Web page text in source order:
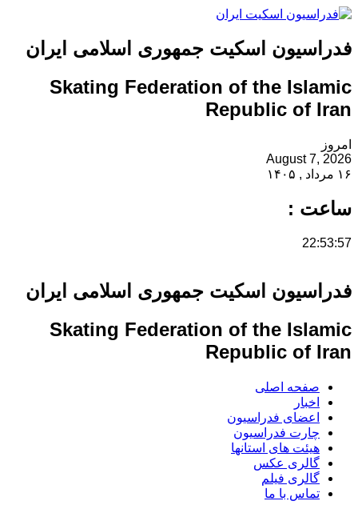
فدراسیون اسکیت جمهوری اسلامی ایران
Skating Federation of the Islamic
Republic of Iran
امروز
August 7, 2026
۱۶ مرداد , ۱۴۰۵
ساعت :
22:53:58
فدراسیون اسکیت جمهوری اسلامی ایران
Skating Federation of the Islamic
Republic of Iran
صفحه اصلی
اخبار
اعضای فدراسیون
چارت فدراسیون
هیئت های استانها
گالری عکس
گالری فیلم
تماس با ما